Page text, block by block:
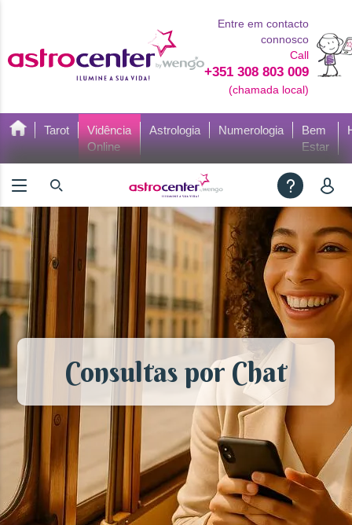
Entre em contacto
connosco
Call
+351 308 803 009
(chamada local)
Tarot
Vidência
Online
Astrologia Numerologia
Bem
Estar
Consultas por Chat